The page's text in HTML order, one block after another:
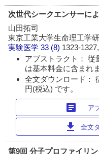
次世代シークエンサーに
山田拓司
東京工業大学生命理工学
実験医学 33 (8) 1323-
アブストラクト： 従
は基本料金に含まれま
全文ダウンロード：
円(税込) です。
article ア
download 全文
第9回 分子プロファイリ